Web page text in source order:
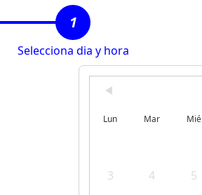
1
Selecciona dia y hora
Lun Mar Mié
3
4 5